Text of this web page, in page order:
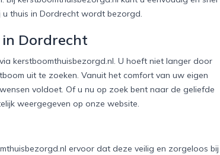
thuis in Dordrecht wordt bezorgd.
Dordrecht
kerstboomthuisbezorgd.nl. U hoeft niet langer door
uit te zoeken. Vanuit het comfort van uw eigen
voldoet. Of u nu op zoek bent naar de geliefde
weergegeven op onze website.
ervoor dat deze veilig en zorgeloos bij